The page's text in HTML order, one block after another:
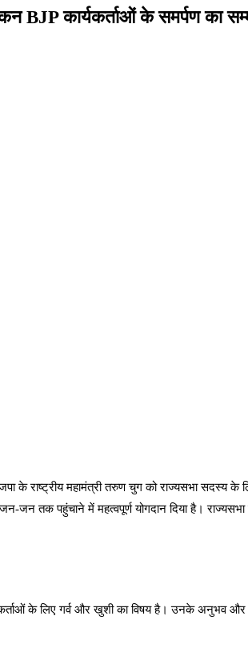
BJP कार्यकर्ताओं के समर्पण का
के राष्ट्रीय महामंत्री तरुण चुग को राज्यसभा सदस्य
जन तक पहुंचाने में महत्वपूर्ण योगदान दिया है।
के लिए गर्व और खुशी का विषय है। उनके अनुभव